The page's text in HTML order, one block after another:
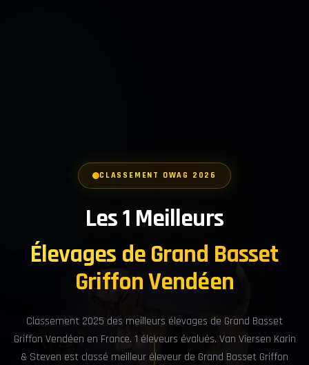
CLASSEMENT OWAG 2026
Les 1 Meilleurs
Élevages de Grand Basset
Griffon Vendéen
Classement 2025 des meilleurs élevages de Grand Basset
Griffon Vendéen en France. 1 éleveurs évalués. Van Viersen Karin
& Steven est classé meilleur éleveur de Grand Basset Griffon